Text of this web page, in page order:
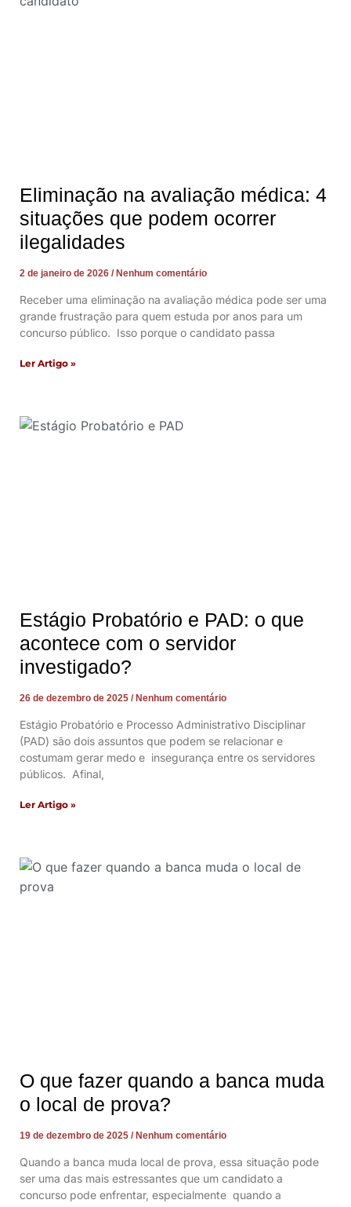
Eliminação na avaliação médica: 4
situações que podem ocorrer
ilegalidades
2 de janeiro de 2026 Nenhum comentário
Receber uma eliminação na avaliação médica pode ser uma
grande frustração para quem estuda por anos para um
concurso público. Isso porque o candidato passa
Ler Artigo »
Estágio Probatório e PAD: o que
acontece com o servidor
investigado?
26 de dezembro de 2025 Nenhum comentário
Estágio Probatório e Processo Administrativo Disciplinar
(PAD) são dois assuntos que podem se relacionar e
costumam gerar medo e insegurança entre os servidores
públicos. Afinal,
Ler Artigo »
O que fazer quando a banca muda
o local de prova?
19 de dezembro de 2025 Nenhum comentário
Quando a banca muda local de prova, essa situação pode
ser uma das mais estressantes que um candidato a
concurso pode enfrentar, especialmente quando a